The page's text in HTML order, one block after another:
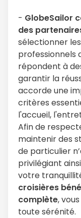
- GlobeSailor
des
sélectionner
professionnels
répondent à
garantir la
accorde une
critères
l'accueil,
Afin de
maintenir des
de particulier
privilégiant
votre
croisières
complète,
toute sérénité.